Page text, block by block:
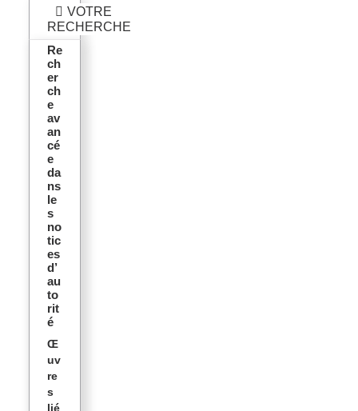
VOTRE
RECHERCHE
Re
ch
er
ch
e
av
an
cé
e
da
ns
le
s
no
tic
es
d’
au
to
rit
é
Œ
uv
re
s
lié